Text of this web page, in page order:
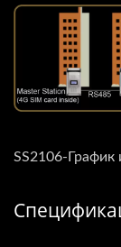
SS2106-График